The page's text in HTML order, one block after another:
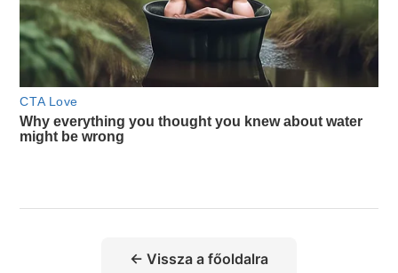
← Vissza a főoldalra